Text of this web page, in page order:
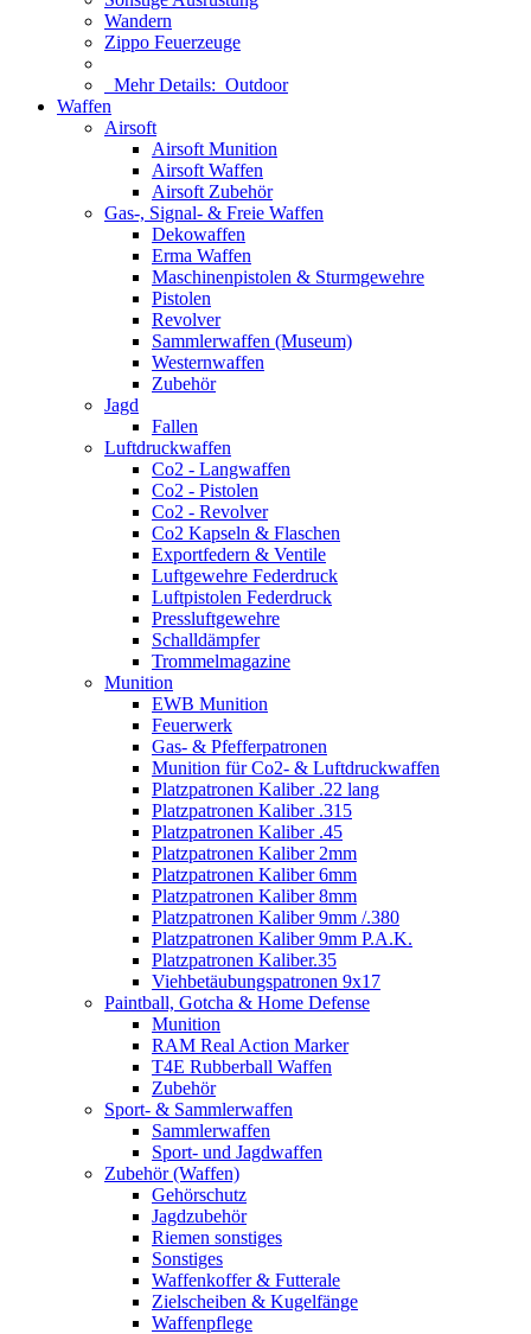
Wandern
Zippo Feuerzeuge
Mehr Details: Outdoor
Waffen
Airsoft
Airsoft Munition
Airsoft Waffen
Airsoft Zubehör
Gas-, Signal- & Freie Waffen
Dekowaffen
Erma Waffen
Maschinenpistolen & Sturmgewehre
Pistolen
Revolver
Sammlerwaffen (Museum)
Westernwaffen
Zubehör
Jagd
Fallen
Luftdruckwaffen
Co2 - Langwaffen
Co2 - Pistolen
Co2 - Revolver
Co2 Kapseln & Flaschen
Exportfedern & Ventile
Luftgewehre Federdruck
Luftpistolen Federdruck
Pressluftgewehre
Schalldämpfer
Trommelmagazine
Munition
EWB Munition
Feuerwerk
Gas- & Pfefferpatronen
Munition für Co2- & Luftdruckwaffen
Platzpatronen Kaliber .22 lang
Platzpatronen Kaliber .315
Platzpatronen Kaliber .45
Platzpatronen Kaliber 2mm
Platzpatronen Kaliber 6mm
Platzpatronen Kaliber 8mm
Platzpatronen Kaliber 9mm /.380
Platzpatronen Kaliber 9mm P.A.K.
Platzpatronen Kaliber.35
Viehbetäubungspatronen 9x17
Paintball, Gotcha & Home Defense
Munition
RAM Real Action Marker
T4E Rubberball Waffen
Zubehör
Sport- & Sammlerwaffen
Sammlerwaffen
Sport- und Jagdwaffen
Zubehör (Waffen)
Gehörschutz
Jagdzubehör
Riemen sonstiges
Sonstiges
Waffenkoffer & Futterale
Zielscheiben & Kugelfänge
Waffenpflege